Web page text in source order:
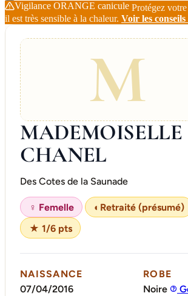
Vigilance ORANGE canicule Protégez
il est très sensible à la chaleur. Voir les
M
MADEMOISELLE
CHANEL
Des Cotes de la Saunade
♀ Femelle ◐ Retraité (présumé)
★ 1/6 pts
NAISSANCE
07/04/2016
ROBE
Noire